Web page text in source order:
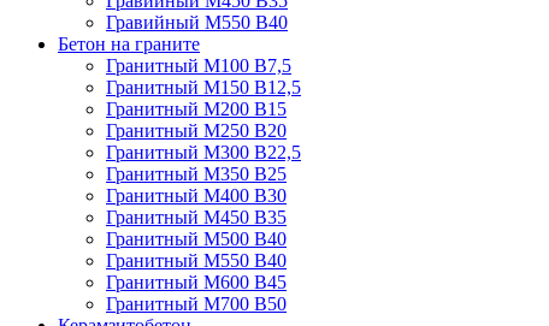
Гравийный М550 В40
Бетон на граните
Гранитный М100 В7,5
Гранитный М150 В12,5
Гранитный М200 В15
Гранитный М250 В20
Гранитный М300 В22,5
Гранитный М350 В25
Гранитный М400 В30
Гранитный М450 В35
Гранитный М500 В40
Гранитный М550 В40
Гранитный М600 В45
Гранитный М700 В50